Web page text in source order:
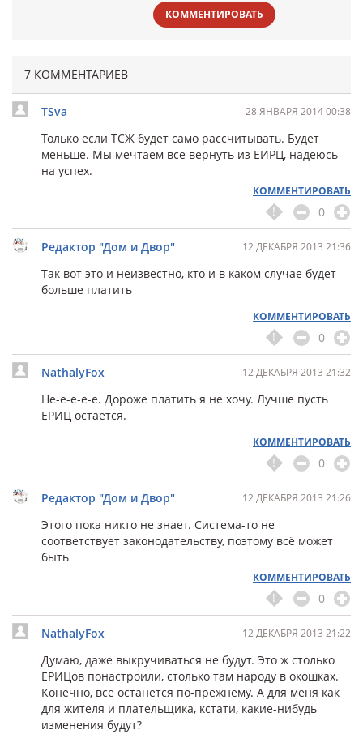
КОММЕНТИРОВАТЬ
7 КОММЕНТАРИЕВ
TSva 28 ЯНВАРЯ 2014 00:38
Только если ТСЖ будет само рассчитывать. Будет
меньше. Мы мечтаем всё вернуть из ЕИРЦ, надеюсь
на успех.
КОММЕНТИРОВАТЬ
0
Редактор "Дом и Двор" 12 ДЕКАБРЯ 2013 21:36
Так вот это и неизвестно, кто и в каком случае будет
больше платить
КОММЕНТИРОВАТЬ
0
NathalyFox 12 ДЕКАБРЯ 2013 21:32
Не-е-е-е-е. Дороже платить я не хочу. Лучше пусть
ЕРИЦ остается.
КОММЕНТИРОВАТЬ
0
Редактор "Дом и Двор" 12 ДЕКАБРЯ 2013 21:26
Этого пока никто не знает. Система-то не
соответствует законодательству, поэтому всё может
быть
КОММЕНТИРОВАТЬ
0
NathalyFox 12 ДЕКАБРЯ 2013 21:22
Думаю, даже выкручиваться не будут. Это ж столько
ЕРИЦов понастроили, столько там народу в окошках.
Конечно, всё останется по-прежнему. А для меня как
для жителя и плательщика, кстати, какие-нибудь
изменения будут?